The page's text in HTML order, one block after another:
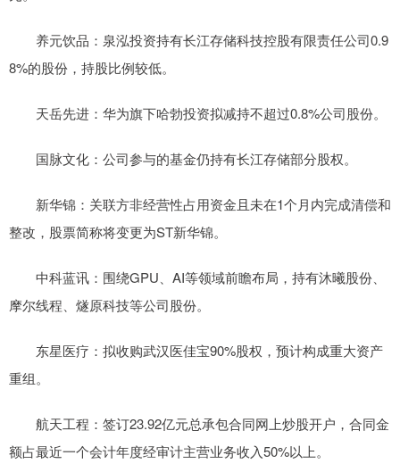
养元饮品：泉泓投资持有长江存储科技控股有限责任公司0.9
8%的股份，持股比例较低。
天岳先进：华为旗下哈勃投资拟减持不超过0.8%公司股份。
国脉文化：公司参与的基金仍持有长江存储部分股权。
新华锦：关联方非经营性占用资金且未在1个月内完成清偿和
整改，股票简称将变更为ST新华锦。
中科蓝讯：围绕GPU、AI等领域前瞻布局，持有沐曦股份、
摩尔线程、燧原科技等公司股份。
东星医疗：拟收购武汉医佳宝90%股权，预计构成重大资产
重组。
航天工程：签订23.92亿元总承包合同网上炒股开户，合同金
额占最近一个会计年度经审计主营业务收入50%以上。